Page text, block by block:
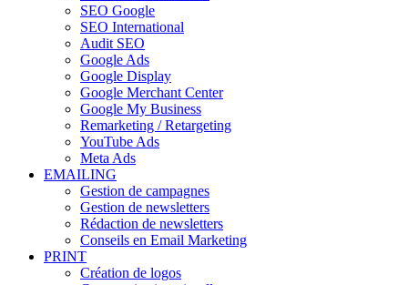
SEO Google
SEO International
Audit SEO
Google Ads
Google Display
Google Merchant Center
Google My Business
Remarketing / Retargeting
YouTube Ads
Meta Ads
EMAILING
Gestion de campagnes
Gestion de newsletters
Rédaction de newsletters
Conseils en Email Marketing
PRINT
Création de logos